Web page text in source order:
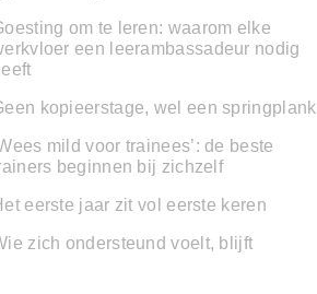
om te leren: waarom elke
een leerambassadeur nodig
kopieerstage, wel een springplank
mild voor trainees’: de beste
beginnen bij zichzelf
eerste jaar zit vol eerste keren
zich ondersteund voelt, blijft